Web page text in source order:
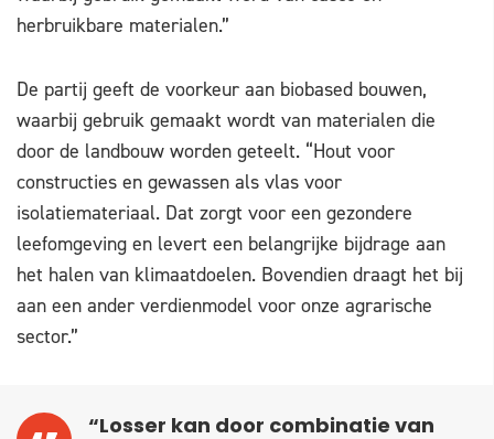
herbruikbare materialen.”
De partij geeft de voorkeur aan biobased bouwen,
waarbij gebruik gemaakt wordt van materialen die
door de landbouw worden geteelt. “Hout voor
constructies en gewassen als vlas voor
isolatiemateriaal. Dat zorgt voor een gezondere
leefomgeving en levert een belangrijke bijdrage aan
het halen van klimaatdoelen. Bovendien draagt het bij
aan een ander verdienmodel voor onze agrarische
sector.”
“Losser kan door combinatie van